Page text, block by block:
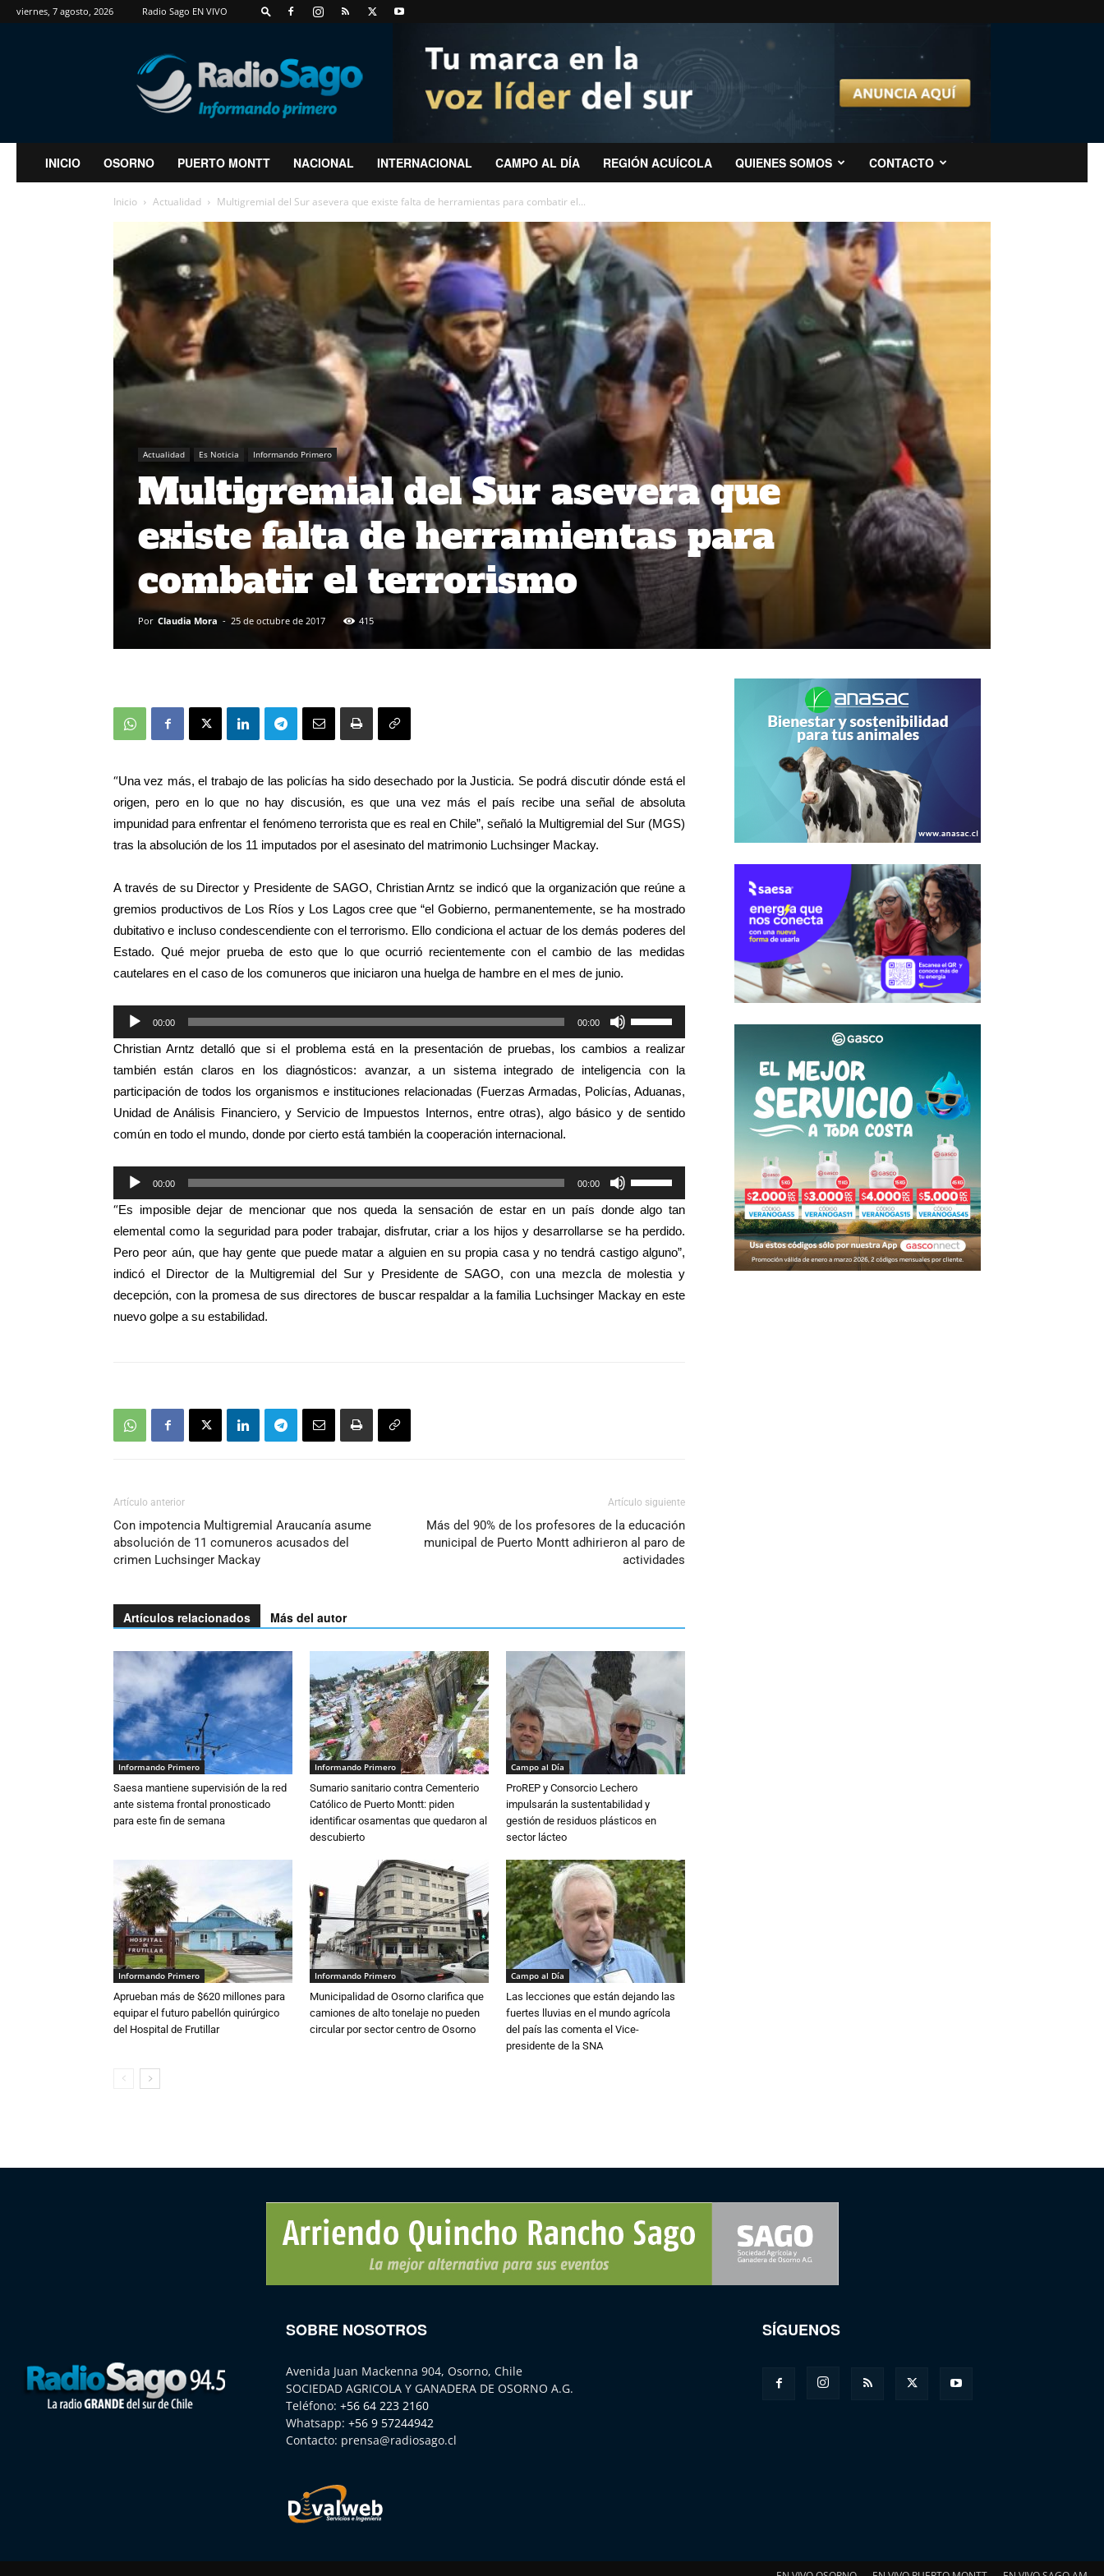
viernes, 7 agosto, 2026 Radio Sago EN VIVO
RadioSago
INICIO OSORNO PUERTO MONTT NACIONAL INTERNACIONAL CAMPO AL DÍA REGIÓN ACUÍCOLA QUIENES SOMOS CONTACTO
Inicio Actualidad Multigremial del Sur asevera que existe falta de herramientas para combatir el...
Actualidad Es Noticia Informando Primero
Multigremial del Sur asevera que
existe falta de herramientas para
combatir el terrorismo
Por Claudia Mora - 25 de octubre de 2017 415
“Una vez más, el trabajo de las policías ha sido desechado por la Justicia. Se podrá discutir dónde está el
origen, pero en lo que no hay discusión, es que una vez más el país recibe una señal de absoluta
impunidad para enfrentar el fenómeno terrorista que es real en Chile”, señaló la Multigremial del Sur (MGS)
tras la absolución de los 11 imputados por el asesinato del matrimonio Luchsinger Mackay.
A través de su Director y Presidente de SAGO, Christian Arntz se indicó que la organización que reúne a
gremios productivos de Los Ríos y Los Lagos cree que “el Gobierno, permanentemente, se ha mostrado
dubitativo e incluso condescendiente con el terrorismo. Ello condiciona el actuar de los demás poderes del
Estado. Qué mejor prueba de esto que lo que ocurrió recientemente con el cambio de las medidas
cautelares en el caso de los comuneros que iniciaron una huelga de hambre en el mes de junio.
Reproductor
de
audio
00:00 00:00
las
teclas
de
flecha
arriba/abajo
aumentar
o
disminuir
el
volumen.
Christian Arntz detalló que si el problema está en la presentación de pruebas, los cambios a realizar
también están claros en los diagnósticos: avanzar, a un sistema integrado de inteligencia con la
participación de todos los organismos e instituciones relacionadas (Fuerzas Armadas, Policías, Aduanas,
Unidad de Análisis Financiero, y Servicio de Impuestos Internos, entre otras), algo básico y de sentido
común en todo el mundo, donde por cierto está también la cooperación internacional.
Reproductor
de
audio
00:00 00:00
las
teclas
de
flecha
arriba/abajo
para
“Es imposible dejar de mencionar que nos queda la sensación de estar en un país donde algo tan
elemental como la seguridad para poder trabajar, disfrutar, criar a los hijos y desarrollarse se ha perdido.
Pero peor aún, que hay gente que puede matar a alguien en su propia casa y no tendrá castigo alguno”,
indicó el Director de la Multigremial del Sur y Presidente de SAGO, con una mezcla de molestia y
decepción, con la promesa de sus directores de buscar respaldar a la familia Luchsinger Mackay en este
nuevo golpe a su estabilidad.
Artículo anterior
Con impotencia Multigremial Araucanía asume
absolución de 11 comuneros acusados del
crimen Luchsinger Mackay
Artículo siguiente
Más del 90% de los profesores de la educación
municipal de Puerto Montt adhirieron al paro de
actividades
Artículos relacionados Más del autor
Informando Primero
Saesa mantiene supervisión de la red
ante sistema frontal pronosticado
para este fin de semana
Informando Primero
Sumario sanitario contra Cementerio
Católico de Puerto Montt: piden
identificar osamentas que quedaron al
descubierto
Campo al Día
ProREP y Consorcio Lechero
impulsarán la sustentabilidad y
gestión de residuos plásticos en
sector lácteo
Informando Primero
Aprueban más de $620 millones para
equipar el futuro pabellón quirúrgico
del Hospital de Frutillar
Informando Primero
Municipalidad de Osorno clarifica que
camiones de alto tonelaje no pueden
circular por sector centro de Osorno
Campo al Día
Las lecciones que están dejando las
fuertes lluvias en el mundo agrícola
del país las comenta el Vice-
presidente de la SNA
SOBRE NOSOTROS
Avenida Juan Mackenna 904, Osorno, Chile
SOCIEDAD AGRICOLA Y GANADERA DE OSORNO A.G.
Teléfono: +56 64 223 2160
Whatsapp: +56 9 57244942
Contacto: prensa@radiosago.cl
SÍGUENOS